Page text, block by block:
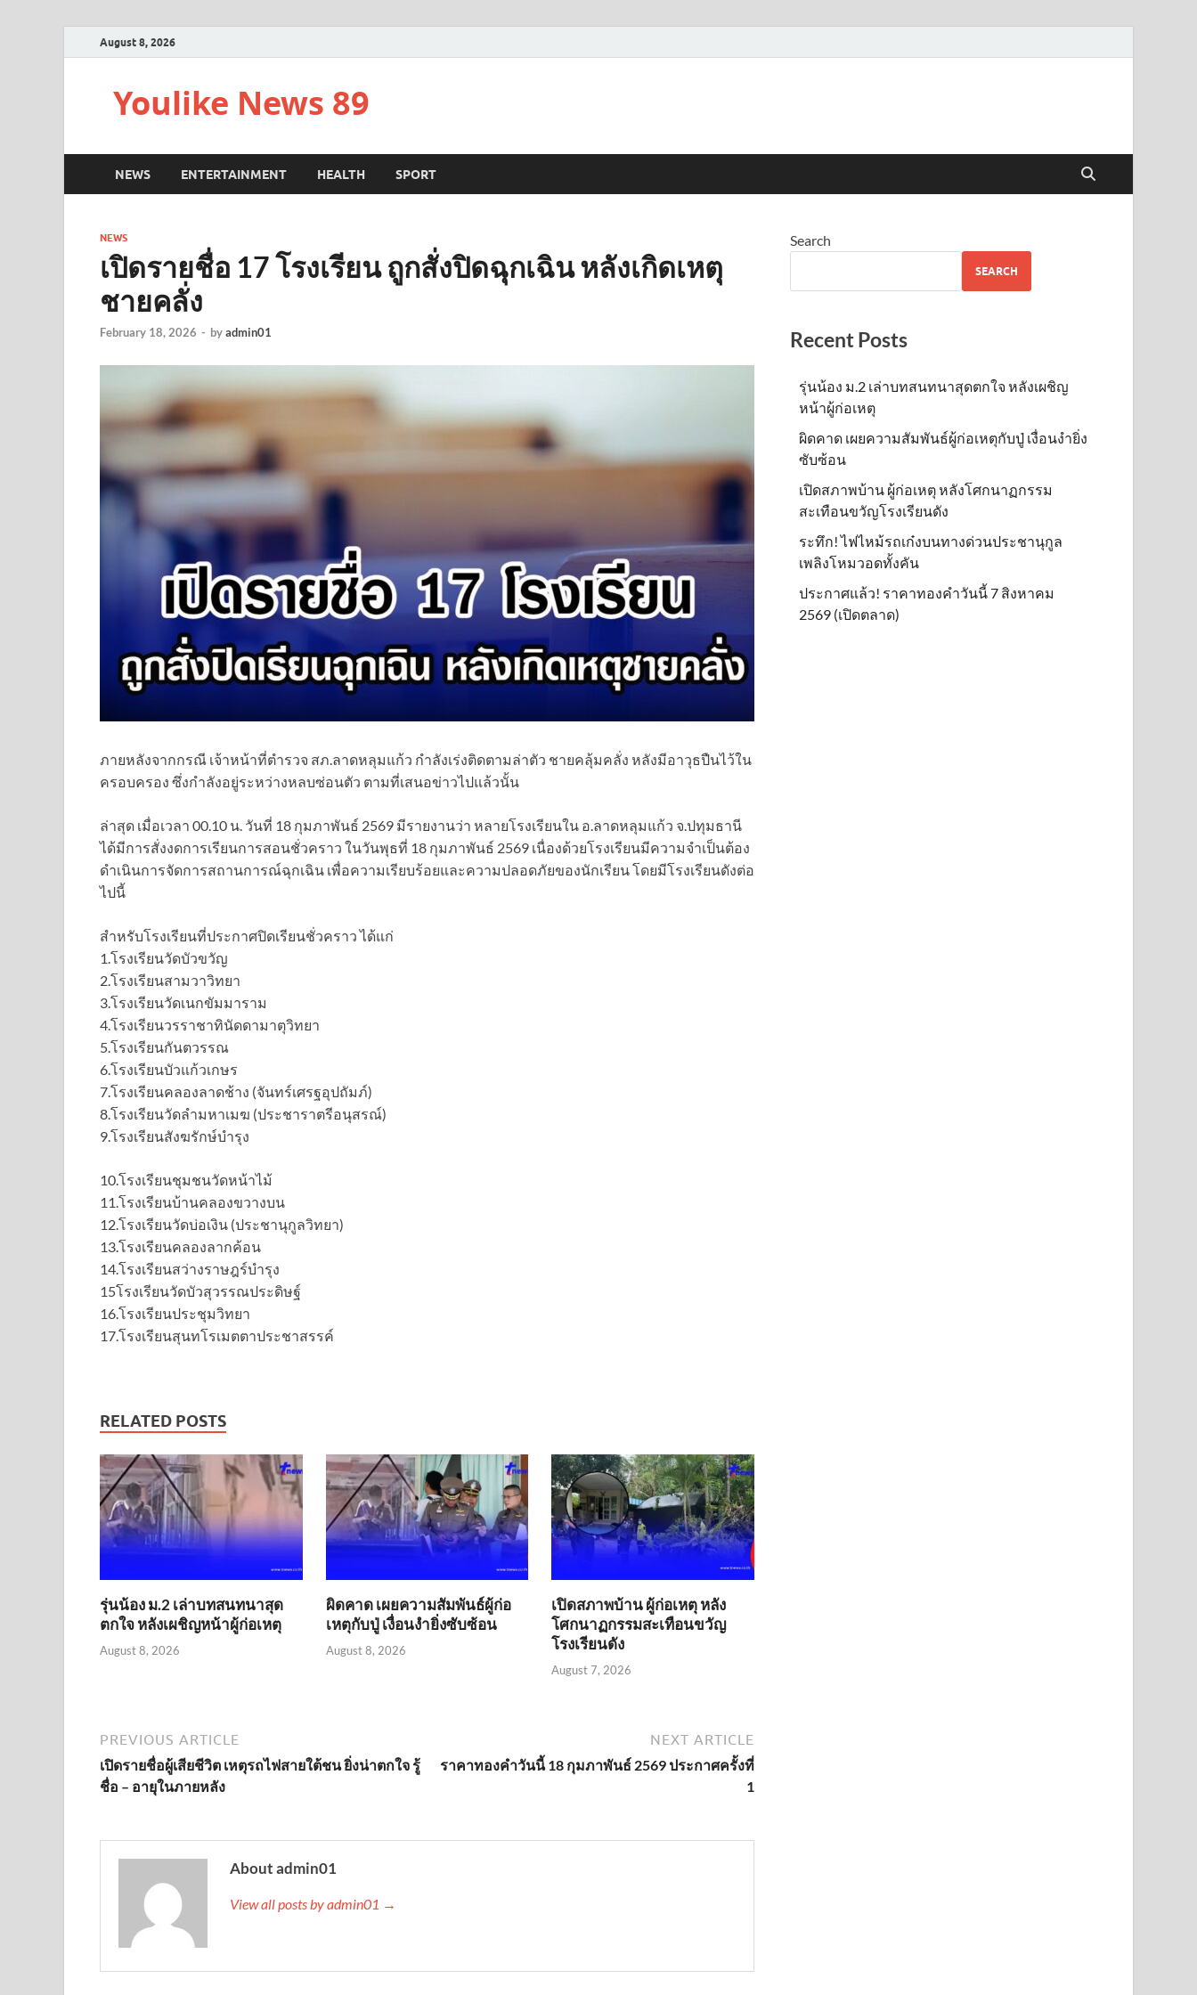
August 8, 2026
Youlike News 89
NEWS ENTERTAINMENT HEALTH SPORT
NEWS
เปิดรายชื่อ 17 โรงเรียน ถูกสั่งปิดฉุกเฉิน หลังเกิดเหตุ
ชายคลั่ง
February 18, 2026 - byadmin01
ภายหลังจากกรณี เจ้าหน้าที่ตำรวจ สภ.ลาดหลุมแก้ว กำลังเร่งติดตามล่าตัว ชายคลุ้มคลั่ง หลังมีอาวุธปืนไว้ใน
ครอบครอง ซึ่งกำลังอยู่ระหว่างหลบซ่อนตัว ตามที่เสนอข่าวไปแล้วนั้น
ล่าสุด เมื่อเวลา 00.10 น. วันที่ 18 กุมภาพันธ์ 2569 มีรายงานว่า หลายโรงเรียนใน อ.ลาดหลุมแก้ว จ.ปทุมธานี
ได้มีการสั่งงดการเรียนการสอนชั่วคราว ในวันพุธที่ 18 กุมภาพันธ์ 2569 เนื่องด้วยโรงเรียนมีความจำเป็นต้อง
ดำเนินการจัดการสถานการณ์ฉุกเฉิน เพื่อความเรียบร้อยและความปลอดภัยของนักเรียน โดยมีโรงเรียนดังต่อ
ไปนี้
สำหรับโรงเรียนที่ประกาศปิดเรียนชั่วคราว ได้แก่
1.โรงเรียนวัดบัวขวัญ
2.โรงเรียนสามวาวิทยา
3.โรงเรียนวัดเนกขัมมาราม
4.โรงเรียนวรราชาทินัดดามาตุวิทยา
5.โรงเรียนกันตวรรณ
6.โรงเรียนบัวแก้วเกษร
7.โรงเรียนคลองลาดช้าง (จันทร์เศรฐอุปถัมภ์)
8.โรงเรียนวัดลำมหาเมฆ (ประชาราตรีอนุสรณ์)
9.โรงเรียนสังฆรักษ์บำรุง
10.โรงเรียนชุมชนวัดหน้าไม้
11.โรงเรียนบ้านคลองขวางบน
12.โรงเรียนวัดบ่อเงิน (ประชานุกูลวิทยา)
13.โรงเรียนคลองลากค้อน
14.โรงเรียนสว่างราษฎร์บำรุง
15โรงเรียนวัดบัวสุวรรณประดิษฐ์
16.โรงเรียนประชุมวิทยา
17.โรงเรียนสุนทโรเมตตาประชาสรรค์
RELATED POSTS
รุ่นน้อง ม.2 เล่าบทสนทนาสุด
ตกใจ หลังเผชิญหน้าผู้ก่อเหตุ
August 8, 2026
ผิดคาด เผยความสัมพันธ์ผู้ก่อ
เหตุกับปู่ เงื่อนงำยิ่งซับซ้อน
August 8, 2026
เปิดสภาพบ้าน ผู้ก่อเหตุ หลัง
โศกนาฏกรรมสะเทือนขวัญ
โรงเรียนดัง
August 7, 2026
PREVIOUS ARTICLE
เปิดรายชื่อผู้เสียชีวิต เหตุรถไฟสายใต้ชน ยิ่งน่าตกใจ รู้
ชื่อ – อายุในภายหลัง
NEXT ARTICLE
ราคาทองคำวันนี้ 18 กุมภาพันธ์ 2569 ประกาศครั้งที่
1
About admin01
View all posts by admin01 →
Search
SEARCH
Recent Posts
รุ่นน้อง ม.2 เล่าบทสนทนาสุดตกใจ หลังเผชิญ
หน้าผู้ก่อเหตุ
ผิดคาด เผยความสัมพันธ์ผู้ก่อเหตุกับปู่ เงื่อนงำยิ่ง
ซับซ้อน
เปิดสภาพบ้าน ผู้ก่อเหตุ หลังโศกนาฏกรรม
สะเทือนขวัญโรงเรียนดัง
ระทึก! ไฟไหม้รถเก๋งบนทางด่วนประชานุกูล
เพลิงโหมวอดทั้งคัน
ประกาศแล้ว! ราคาทองคำวันนี้ 7 สิงหาคม
2569 (เปิดตลาด)